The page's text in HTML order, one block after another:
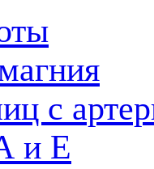
с
и Е